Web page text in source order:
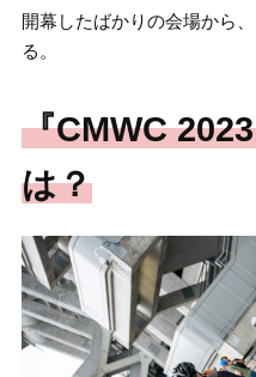
開幕したばかりの会場から
る。
『CMWC
は？